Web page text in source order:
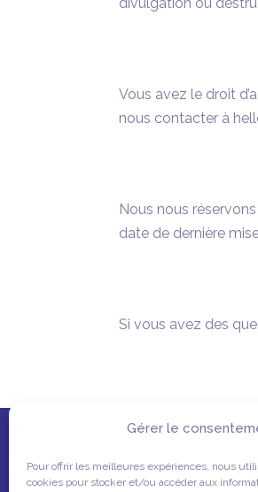
Gérer le
Pour offrir les meilleures expériences, nous
cookies pour stocker et/ou accéder aux
divulgation ou
Vous avez le droit
nous contacter à
Nous nous
date de dernière
Si vous avez des